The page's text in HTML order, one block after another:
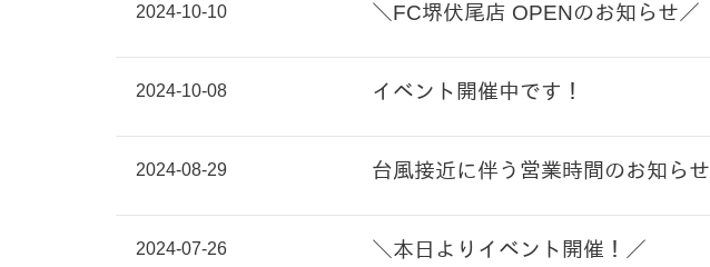
2024-10-10 ＼FC堺伏尾店 OPENのお知らせ／
2024-10-08 イベント開催中です！
2024-08-29 台風接近に伴う営業時間のお知らせ
2024-07-26 ＼本日よりイベント開催！／